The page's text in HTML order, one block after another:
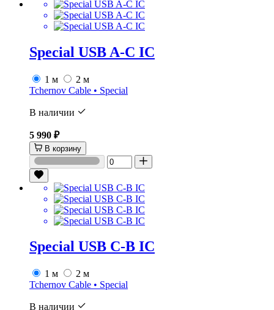
Special USB A-C IC
1 м
2 м
Tchernov Cable • Special
В наличии
5 990 ₽
В корзину
Special USB C-B IC
1 м
2 м
Tchernov Cable • Special
В наличии